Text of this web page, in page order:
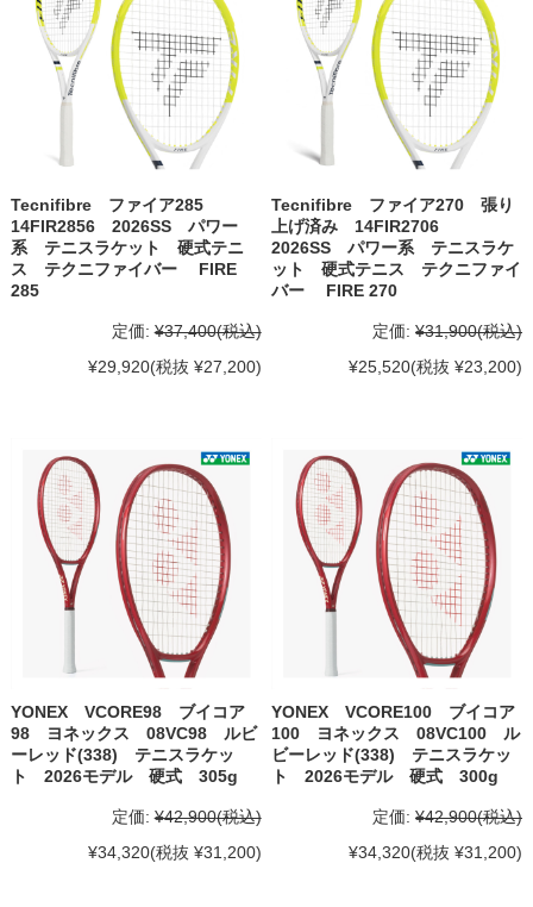
Tecnifibre ファイア285
14FIR2856 2026SS パワー
系 テニスラケット 硬式テニ
ス テクニファイバー FIRE
285
定価: ¥37,400(税込)
¥29,920(税抜 ¥27,200)
Tecnifibre ファイア270 張り
上げ済み 14FIR2706
2026SS パワー系 テニスラケ
ット 硬式テニス テクニファイ
バー FIRE 270
定価: ¥31,900(税込)
¥25,520(税抜 ¥23,200)
YONEX VCORE98 ブイコア
98 ヨネックス 08VC98 ルビ
ーレッド(338) テニスラケッ
ト 2026モデル 硬式 305g
定価: ¥42,900(税込)
¥34,320(税抜 ¥31,200)
YONEX VCORE100 ブイコア
100 ヨネックス 08VC100 ル
ビーレッド(338) テニスラケッ
ト 2026モデル 硬式 300g
定価: ¥42,900(税込)
¥34,320(税抜 ¥31,200)